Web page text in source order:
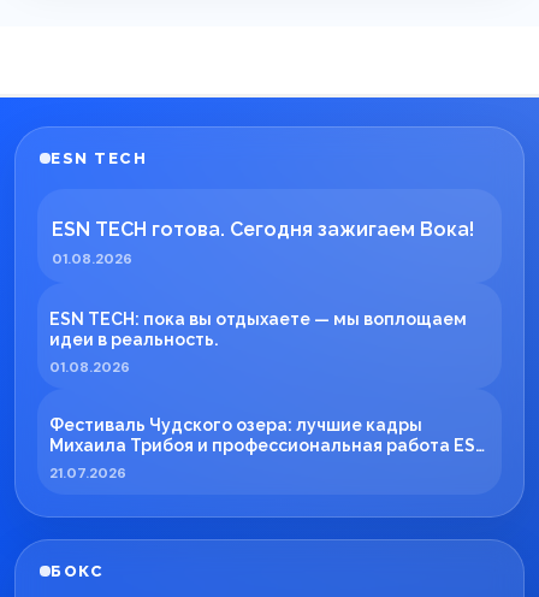
ESN TECH
ESN TECH готова. Сегодня зажигаем Вока!
01.08.2026
ESN TECH: пока вы отдыхаете — мы воплощаем
идеи в реальность.
01.08.2026
Фестиваль Чудского озера: лучшие кадры
Михаила Трибоя и профессиональная работа ESN
TECH
21.07.2026
БОКС